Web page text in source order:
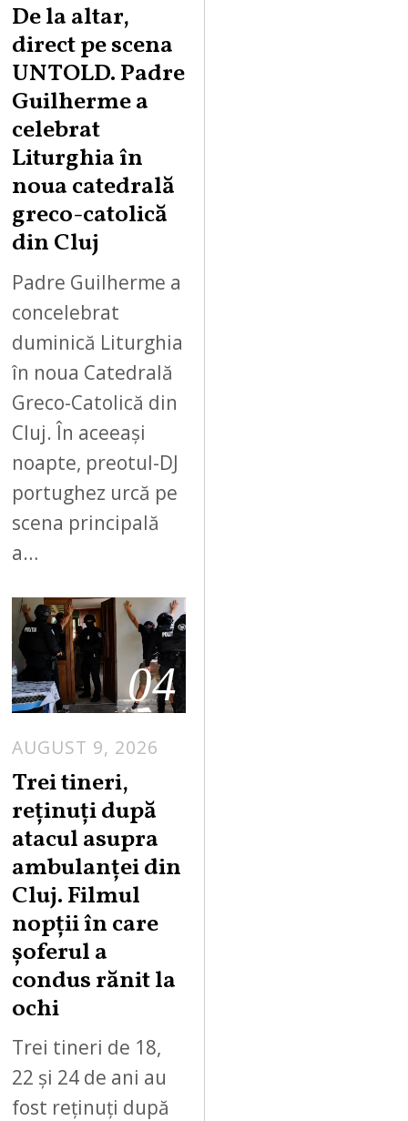
De la altar,
direct pe scena
UNTOLD. Padre
Guilherme a
celebrat
Liturghia în
noua catedrală
greco-catolică
din Cluj
Padre Guilherme a
concelebrat
duminică Liturghia
în noua Catedrală
Greco-Catolică din
Cluj. În aceeași
noapte, preotul-DJ
portughez urcă pe
scena principală
a…
04
AUGUST 9, 2026
Trei tineri,
reținuți după
atacul asupra
ambulanței din
Cluj. Filmul
nopții în care
șoferul a
condus rănit la
ochi
Trei tineri de 18,
22 și 24 de ani au
fost reținuți după